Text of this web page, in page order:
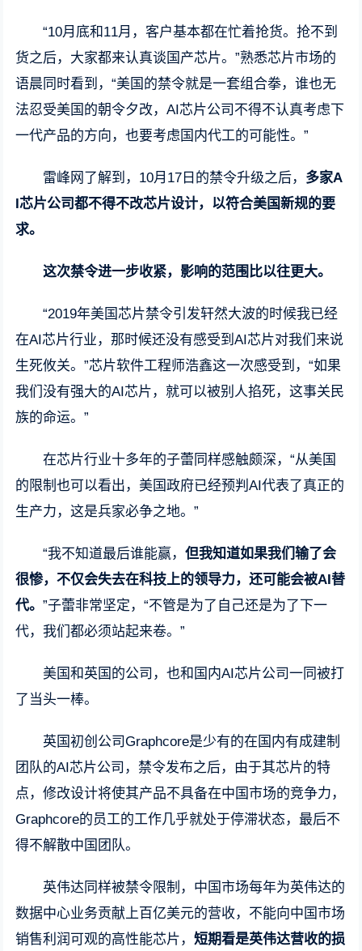
“10月底和11月，客户基本都在忙着抢货。抢不到
货之后，大家都来认真谈国产芯片。”熟悉芯片市场的
语晨同时看到，“美国的禁令就是一套组合拳，谁也无
法忍受美国的朝令夕改，AI芯片公司不得不认真考虑下
一代产品的方向，也要考虑国内代工的可能性。”
雷峰网了解到，10月17日的禁令升级之后， 多家A
I芯片公司都不得不改芯片设计，以符合美国新规的要
求。
这次禁令进一步收紧，影响的范围比以往更大。
“2019年美国芯片禁令引发轩然大波的时候我已经
在AI芯片行业，那时候还没有感受到AI芯片对我们来说
生死攸关。”芯片软件工程师浩鑫这一次感受到，“如果
我们没有强大的AI芯片，就可以被别人掐死，这事关民
族的命运。”
在芯片行业十多年的子蕾同样感触颇深，“从美国
的限制也可以看出，美国政府已经预判AI代表了真正的
生产力，这是兵家必争之地。”
“我不知道最后谁能赢，但我知道如果我们输了会
很惨，不仅会失去在科技上的领导力，还可能会被AI替
代。”子蕾非常坚定，“不管是为了自己还是为了下一
代，我们都必须站起来卷。”
美国和英国的公司，也和国内AI芯片公司一同被打
了当头一棒。
英国初创公司Graphcore是少有的在国内有成建制
团队的AI芯片公司，禁令发布之后，由于其芯片的特
点，修改设计将使其产品不具备在中国市场的竞争力，
Graphcore的员工的工作几乎就处于停滞状态，最后不
得不解散中国团队。
英伟达同样被禁令限制，中国市场每年为英伟达的
数据中心业务贡献上百亿美元的营收，不能向中国市场
销售利润可观的高性能芯片，短期看是英伟达营收的损